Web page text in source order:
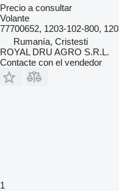
Precio a consultar
Volante
77700652, 1203-102-800,
Rumanía, Cristesti
ROYAL DRU AGRO S.R.L.
Contacte con el vendedor
1